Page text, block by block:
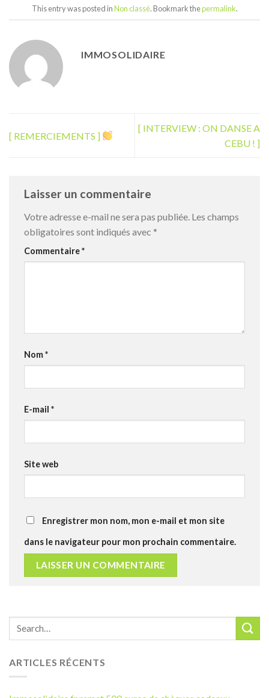
This entry was posted inNon classé. Bookmark thepermalink.
IMMOSOLIDAIRE
[ REMERCIEMENTS ]
[ INTERVIEW : ON DANSE A
CEBU ! ]
Laisser un commentaire
Votre adresse e-mail ne sera pas publiée. Les champs
obligatoires sont indiqués avec *
Commentaire*
Nom*
E-mail *
Site web
Enregistrer mon nom, mon e-mail et mon site
dans le navigateur pour mon prochain commentaire.
ARTICLES RÉCENTS